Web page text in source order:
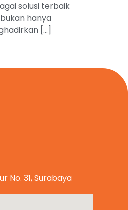
solusi terbaik
hanya
[…]
No. 31, Surabaya